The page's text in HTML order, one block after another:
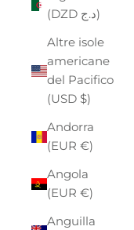
(DZD د.ج)
Altre isole
americane
del Pacifico
(USD $)
Andorra
(EUR €)
Angola
(EUR €)
Anguilla